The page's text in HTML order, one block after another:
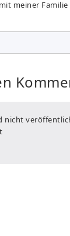
meiner
nicht